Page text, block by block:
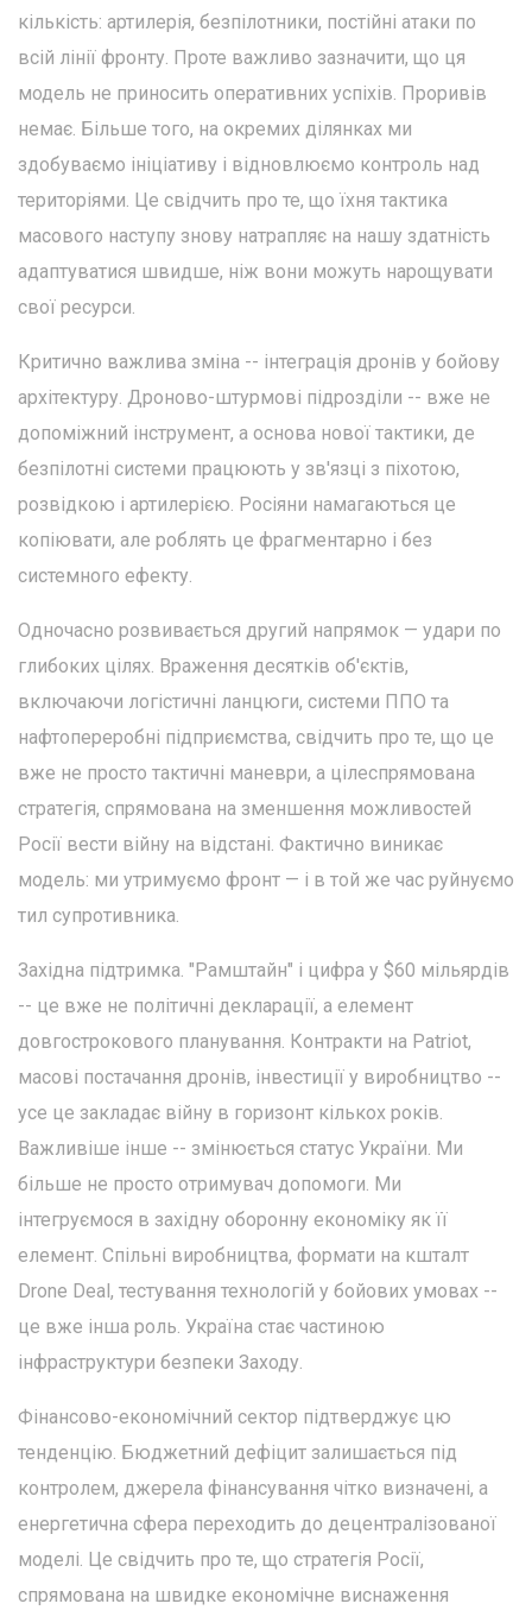
кількість: артилерія, безпілотники, постійні атаки по
всій лінії фронту. Проте важливо зазначити, що ця
модель не приносить оперативних успіхів. Проривів
немає. Більше того, на окремих ділянках ми
здобуваємо ініціативу і відновлюємо контроль над
територіями. Це свідчить про те, що їхня тактика
масового наступу знову натрапляє на нашу здатність
адаптуватися швидше, ніж вони можуть нарощувати
свої ресурси.
Критично важлива зміна -- інтеграція дронів у бойову
архітектуру. Дроново-штурмові підрозділи -- вже не
допоміжний інструмент, а основа нової тактики, де
безпілотні системи працюють у зв'язці з піхотою,
розвідкою і артилерією. Росіяни намагаються це
копіювати, але роблять це фрагментарно і без
системного ефекту.
Одночасно розвивається другий напрямок — удари по
глибоких цілях. Враження десятків об'єктів,
включаючи логістичні ланцюги, системи ППО та
нафтопереробні підприємства, свідчить про те, що це
вже не просто тактичні маневри, а цілеспрямована
стратегія, спрямована на зменшення можливостей
Росії вести війну на відстані. Фактично виникає
модель: ми утримуємо фронт — і в той же час руйнуємо
тил супротивника.
Західна підтримка. "Рамштайн" і цифра у $60 мільярдів
-- це вже не політичні декларації, а елемент
довгострокового планування. Контракти на Patriot,
масові постачання дронів, інвестиції у виробництво --
усе це закладає війну в горизонт кількох років.
Важливіше інше -- змінюється статус України. Ми
більше не просто отримувач допомоги. Ми
інтегруємося в західну оборонну економіку як її
елемент. Спільні виробництва, формати на кшталт
Drone Deal, тестування технологій у бойових умовах --
це вже інша роль. Україна стає частиною
інфраструктури безпеки Заходу.
Фінансово-економічний сектор підтверджує цю
тенденцію. Бюджетний дефіцит залишається під
контролем, джерела фінансування чітко визначені, а
енергетична сфера переходить до децентралізованої
моделі. Це свідчить про те, що стратегія Росії,
спрямована на швидке економічне виснаження